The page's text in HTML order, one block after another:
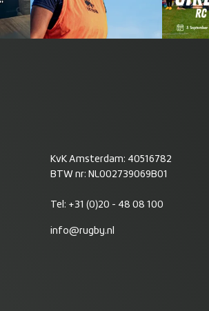
KvK Amsterdam: 40516782
BTW nr: NL002739069B01
Tel: +31 (0)20 - 48 08 100
info@rugby.nl